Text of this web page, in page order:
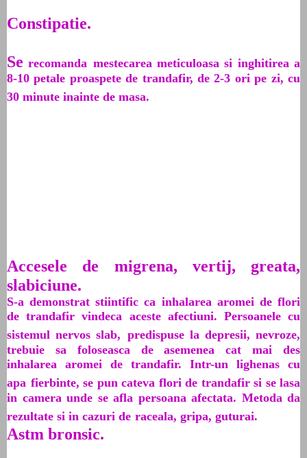
Constipatie.
Se recomanda mestecarea meticuloasa si inghitirea a
8-10 petale proaspete de trandafir, de 2-3 ori pe zi, cu
30 minute inainte de masa.
Accesele de migrena, vertij, greata,
slabiciune.
S-a demonstrat stiintific ca inhalarea aromei de flori
de trandafir vindeca aceste afectiuni. Persoanele cu
sistemul nervos slab, predispuse la depresii, nevroze,
trebuie sa foloseasca de asemenea cat mai des
inhalarea aromei de trandafir. Intr-un lighenas cu
apa fierbinte, se pun cateva flori de trandafir si se lasa
in camera unde se afla persoana afectata. Metoda da
rezultate si in cazuri de raceala, gripa, guturai.
Astm bronsic.